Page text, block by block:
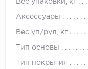
Вес упаковки, кг
Аксессуары
Вес уп/рул, кг
Тип основы
Тип покрытия